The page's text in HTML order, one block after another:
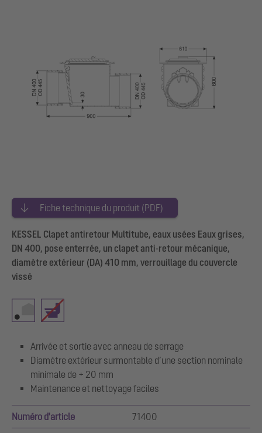
Fiche technique du produit (PDF)
KESSEL Clapet antiretour Multitube, eaux usées Eaux grises,
DN 400, pose enterrée, un clapet anti-retour mécanique,
diamètre extérieur (DA) 410 mm, verrouillage du couvercle
vissé
Arrivée et sortie avec anneau de serrage
Diamètre extérieur surmontable d’une section nominale
minimale de + 20 mm
Maintenance et nettoyage faciles
Numéro d'article 71400